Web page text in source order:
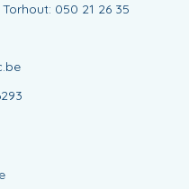
050 21 26 35